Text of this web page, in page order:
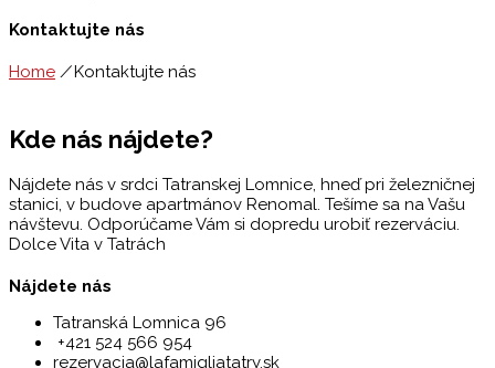
Kontaktujte nás
Home / Kontaktujte nás
Kde nás nájdete?
Nájdete nás v srdci Tatranskej Lomnice, hneď pri železničnej
stanici, v budove apartmánov Renomal. Tešíme sa na Vašu
návštevu. Odporúčame Vám si dopredu urobiť rezerváciu.
Dolce Vita v Tatrách
Nájdete nás
Tatranská Lomnica 96
+421 524 566 954
rezervacia@lafamigliatatry.sk